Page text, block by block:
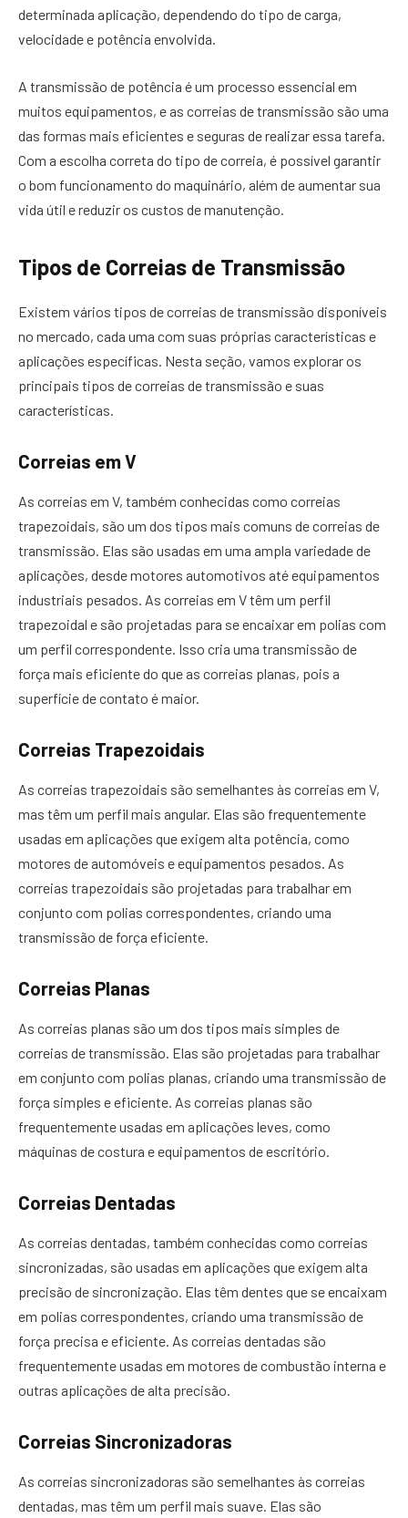
determinada aplicação, dependendo do tipo de carga,
velocidade e potência envolvida.
A transmissão de potência é um processo essencial em
muitos equipamentos, e as correias de transmissão são uma
das formas mais eficientes e seguras de realizar essa tarefa.
Com a escolha correta do tipo de correia, é possível garantir
o bom funcionamento do maquinário, além de aumentar sua
vida útil e reduzir os custos de manutenção.
Tipos de Correias de Transmissão
Existem vários tipos de correias de transmissão disponíveis
no mercado, cada uma com suas próprias características e
aplicações específicas. Nesta seção, vamos explorar os
principais tipos de correias de transmissão e suas
características.
Correias em V
As correias em V, também conhecidas como correias
trapezoidais, são um dos tipos mais comuns de correias de
transmissão. Elas são usadas em uma ampla variedade de
aplicações, desde motores automotivos até equipamentos
industriais pesados. As correias em V têm um perfil
trapezoidal e são projetadas para se encaixar em polias com
um perfil correspondente. Isso cria uma transmissão de
força mais eficiente do que as correias planas, pois a
superfície de contato é maior.
Correias Trapezoidais
As correias trapezoidais são semelhantes às correias em V,
mas têm um perfil mais angular. Elas são frequentemente
usadas em aplicações que exigem alta potência, como
motores de automóveis e equipamentos pesados. As
correias trapezoidais são projetadas para trabalhar em
conjunto com polias correspondentes, criando uma
transmissão de força eficiente.
Correias Planas
As correias planas são um dos tipos mais simples de
correias de transmissão. Elas são projetadas para trabalhar
em conjunto com polias planas, criando uma transmissão de
força simples e eficiente. As correias planas são
frequentemente usadas em aplicações leves, como
máquinas de costura e equipamentos de escritório.
Correias Dentadas
As correias dentadas, também conhecidas como correias
sincronizadas, são usadas em aplicações que exigem alta
precisão de sincronização. Elas têm dentes que se encaixam
em polias correspondentes, criando uma transmissão de
força precisa e eficiente. As correias dentadas são
frequentemente usadas em motores de combustão interna e
outras aplicações de alta precisão.
Correias Sincronizadoras
As correias sincronizadoras são semelhantes às correias
dentadas, mas têm um perfil mais suave. Elas são